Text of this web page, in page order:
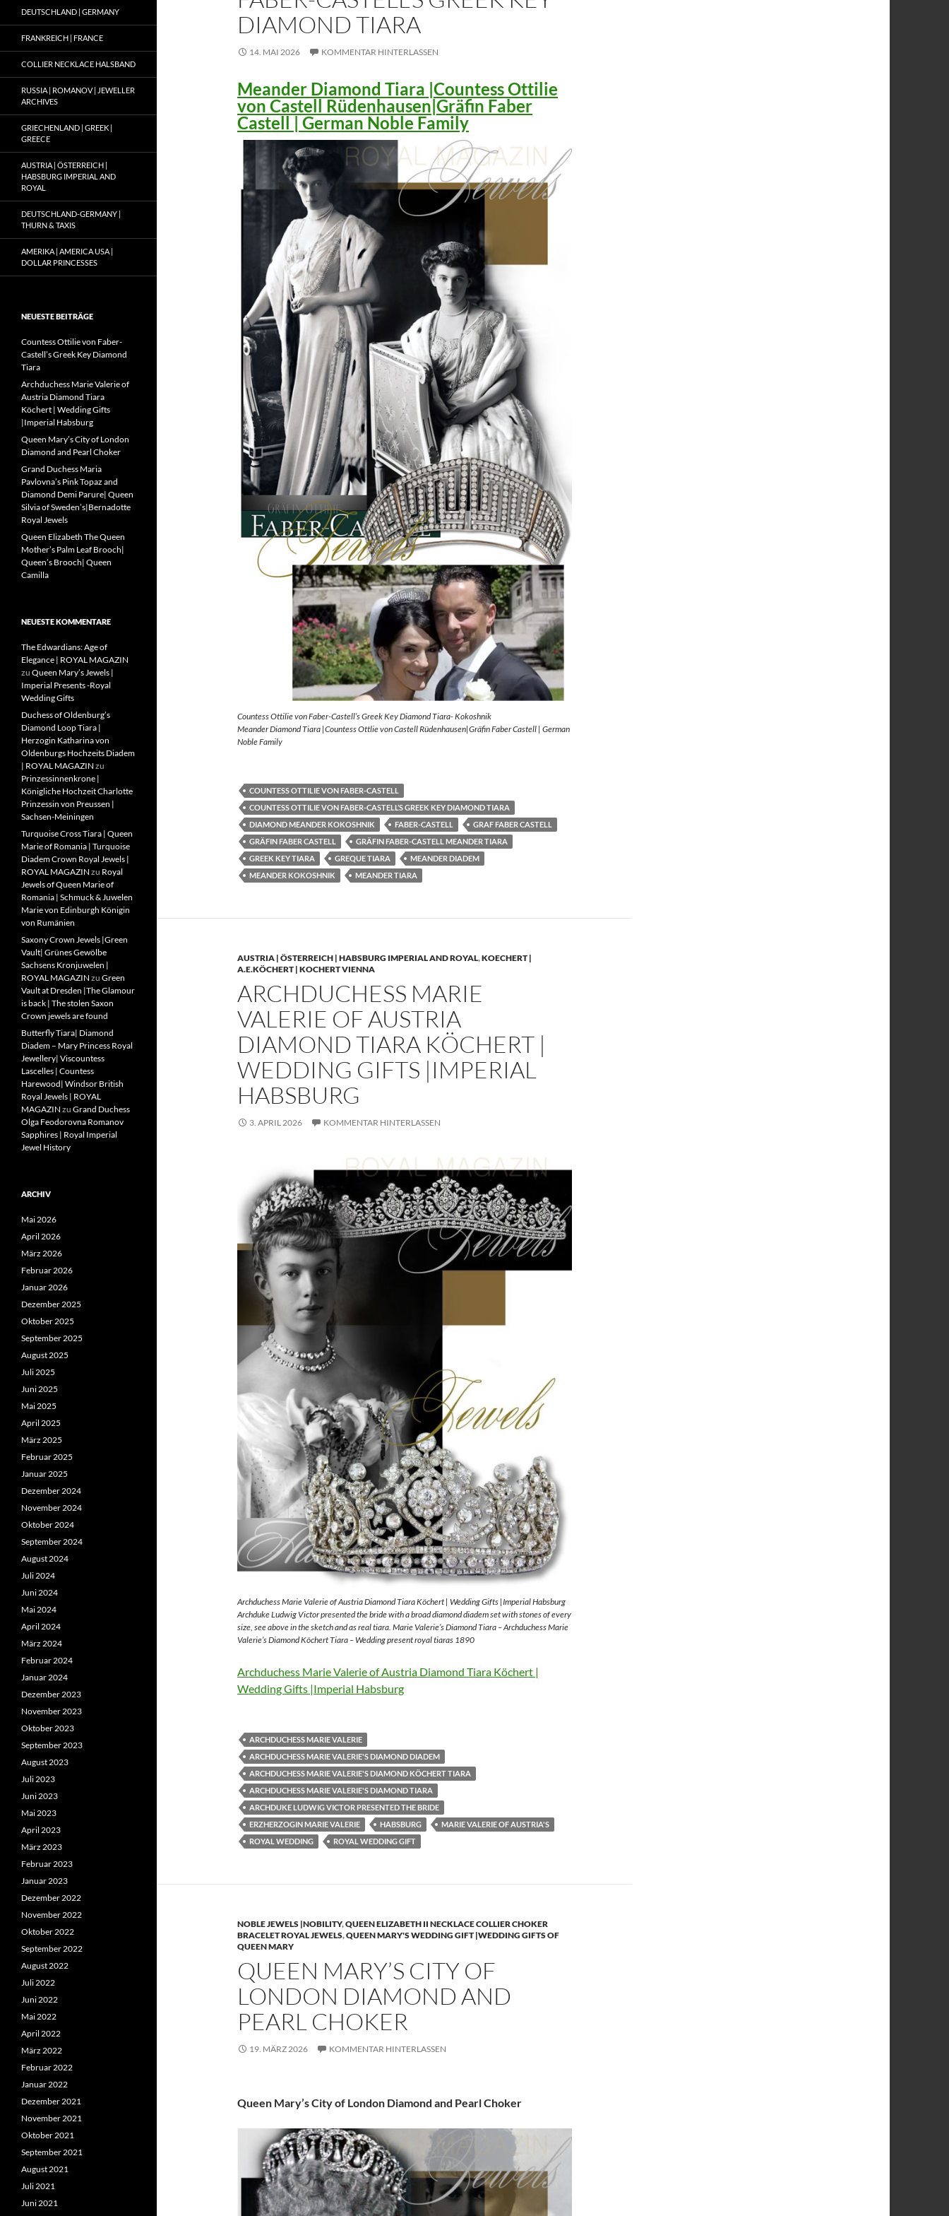
DIAMOND TIARA
14. MAI 2026 KOMMENTAR HINTERLASSEN
Meander Diamond Tiara |Countess Ottilie
von Castell Rüdenhausen|Gräfin Faber
Castell | German Noble Family
Countess Ottilie von Faber-Castell’s Greek Key Diamond Tiara- Kokoshnik
Meander Diamond Tiara |Countess Ottlie von Castell Rüdenhausen|Gräfin Faber Castell | German
Noble Family
COUNTESS OTTILIE VON FABER-CASTELL
COUNTESS OTTILIE VON FABER-CASTELL’S GREEK KEY DIAMOND TIARA
DIAMOND MEANDER KOKOSHNIK
FABER-CASTELL
GRAF FABER CASTELL
GRÄFIN FABER CASTELL
GRÄFIN FABER-CASTELL MEANDER TIARA
GREEK KEY TIARA
GREQUE TIARA
MEANDER DIADEM
MEANDER KOKOSHNIK
MEANDER TIARA
AUSTRIA | ÖSTERREICH | HABSBURG IMPERIAL AND ROYAL,KOECHERT |
A.E.KÖCHERT | KOCHERT VIENNA
ARCHDUCHESS MARIE
VALERIE OF AUSTRIA
DIAMOND TIARA KÖCHERT |
WEDDING GIFTS |IMPERIAL
HABSBURG
3. APRIL 2026 KOMMENTAR HINTERLASSEN
Archduchess Marie Valerie of Austria Diamond Tiara Köchert | Wedding Gifts |Imperial Habsburg
Archduke Ludwig Victor presented the bride with a broad diamond diadem set with stones of every
size, see above in the sketch and as real tiara. Marie Valerie’s Diamond Tiara – Archduchess Marie
Valerie’s Diamond Köchert Tiara – Wedding present royal tiaras 1890
Archduchess Marie Valerie of Austria Diamond Tiara Köchert |
Wedding Gifts |Imperial Habsburg
ARCHDUCHESS MARIE VALERIE
ARCHDUCHESS MARIE VALERIE'S DIAMOND DIADEM
ARCHDUCHESS MARIE VALERIE'S DIAMOND KÖCHERT TIARA
ARCHDUCHESS MARIE VALERIE'S DIAMOND TIARA
ARCHDUKE LUDWIG VICTOR PRESENTED THE BRIDE
ERZHERZOGIN MARIE VALERIE
HABSBURG
MARIE VALERIE OF AUSTRIA'S
ROYAL WEDDING
ROYAL WEDDING GIFT
NOBLE JEWELS |NOBILITY,QUEEN ELIZABETH II NECKLACE COLLIER CHOKER
BRACELET ROYAL JEWELS,QUEEN MARY'S WEDDING GIFT |WEDDING GIFTS OF
QUEEN MARY
QUEEN MARY’S CITY OF
LONDON DIAMOND AND
PEARL CHOKER
19. MÄRZ 2026 KOMMENTAR HINTERLASSEN
Queen Mary’s City of London Diamond and Pearl Choker
DEUTSCHLAND | GERMANY
FRANKREICH | FRANCE
COLLIER NECKLACE HALSBAND
RUSSIA | ROMANOV | JEWELLER
ARCHIVES
GRIECHENLAND | GREEK |
GREECE
AUSTRIA | ÖSTERREICH |
HABSBURG IMPERIAL AND
ROYAL
DEUTSCHLAND-GERMANY |
THURN & TAXIS
AMERIKA | AMERICA USA |
DOLLAR PRINCESSES
NEUESTE BEITRÄGE
Countess Ottilie von Faber-
Castell’s Greek Key Diamond
Tiara
Archduchess Marie Valerie of
Austria Diamond Tiara
Köchert | Wedding Gifts
|Imperial Habsburg
Queen Mary’s City of London
Diamond and Pearl Choker
Grand Duchess Maria
Pavlovna’s Pink Topaz and
Diamond Demi Parure| Queen
Silvia of Sweden’s|Bernadotte
Royal Jewels
Queen Elizabeth The Queen
Mother’s Palm Leaf Brooch|
Queen’s Brooch| Queen
Camilla
NEUESTE KOMMENTARE
The Edwardians: Age of
Elegance | ROYAL MAGAZIN
zu Queen Mary’s Jewels |
Imperial Presents -Royal
Wedding Gifts
Duchess of Oldenburg’s
Diamond Loop Tiara |
Herzogin Katharina von
Oldenburgs Hochzeits Diadem
| ROYAL MAGAZIN zu
Prinzessinnenkrone |
Königliche Hochzeit Charlotte
Prinzessin von Preussen |
Sachsen-Meiningen
Turquoise Cross Tiara | Queen
Marie of Romania | Turquoise
Diadem Crown Royal Jewels |
ROYAL MAGAZIN zu Royal
Jewels of Queen Marie of
Romania | Schmuck & Juwelen
Marie von Edinburgh Königin
von Rumänien
Saxony Crown Jewels |Green
Vault| Grünes Gewölbe
Sachsens Kronjuwelen |
ROYAL MAGAZIN zu Green
Vault at Dresden |The Glamour
is back | The stolen Saxon
Crown jewels are found
Butterfly Tiara| Diamond
Diadem – Mary Princess Royal
Jewellery| Viscountess
Lascelles | Countess
Harewood| Windsor British
Royal Jewels | ROYAL
MAGAZIN zu Grand Duchess
Olga Feodorovna Romanov
Sapphires | Royal Imperial
Jewel History
ARCHIV
Mai 2026
April 2026
März 2026
Februar 2026
Januar 2026
Dezember 2025
Oktober 2025
September 2025
August 2025
Juli 2025
Juni 2025
Mai 2025
April 2025
März 2025
Februar 2025
Januar 2025
Dezember 2024
November 2024
Oktober 2024
September 2024
August 2024
Juli 2024
Juni 2024
Mai 2024
April 2024
März 2024
Februar 2024
Januar 2024
Dezember 2023
November 2023
Oktober 2023
September 2023
August 2023
Juli 2023
Juni 2023
Mai 2023
April 2023
März 2023
Februar 2023
Januar 2023
Dezember 2022
November 2022
Oktober 2022
September 2022
August 2022
Juli 2022
Juni 2022
Mai 2022
April 2022
März 2022
Februar 2022
Januar 2022
Dezember 2021
November 2021
Oktober 2021
September 2021
August 2021
Juli 2021
Juni 2021